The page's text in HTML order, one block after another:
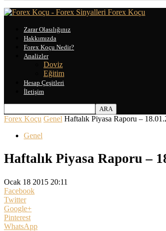
Forex Koçu
Zarar Olasılığınız
Hakkımızda
Forex Koçu Nedir?
Analizler
Doviz
Eğitim
Hesap Çeşitleri
İletişim
Forex Koçu Genel Haftalık Piyasa Raporu –
Genel
Haftalık Piyasa Raporu –
Ocak 18 2015 20:11
Facebook
Twitter
Google+
Pinterest
WhatsApp